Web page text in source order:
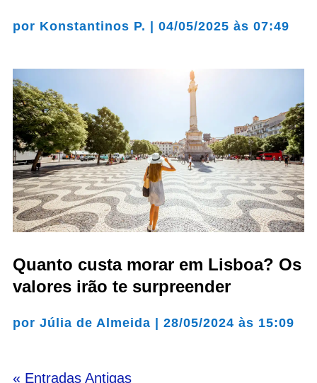
por Konstantinos P. | 04/05/2025 às 07:49
Quanto custa morar em Lisboa? Os
valores irão te surpreender
por Júlia de Almeida 28/05/2024 às 15:09
« Entradas Antigas